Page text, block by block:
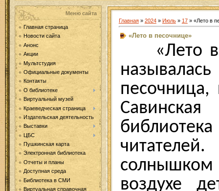
Меню сайта
Главная страница
Новости сайта
Анонс
Акции
Мультстудия
Официальные документы
Контакты
О библиотеке
Виртуальный музей
Краеведческая страница
Издательская деятельность
Выставки
ЦБС
Пушкинская карта
Электронная библиотека
Отчеты и планы
Доступная среда
Библиотека в СМИ
Виртуальная справочная
Главная» 2024 » Июль » 17» «Лето в
«Лето в песочнице»
«Лето в
песочница,
воздухе